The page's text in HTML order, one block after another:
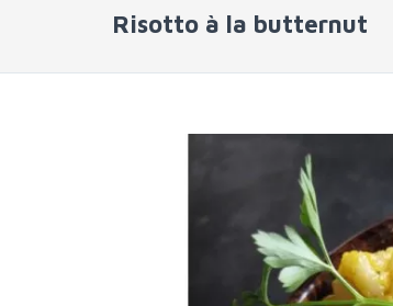
Risotto à la butternut